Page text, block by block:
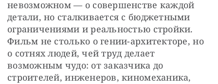
невозможном — о совершенстве каждой
детали, но сталкивается с бюджетными
ограничениями и реальностью стройки.
Фильм не столько о гении-архитекторе, но
о сотнях людей, чей труд делает
возможным чудо: от заказчика до
строителей, инженеров, киномеханика,